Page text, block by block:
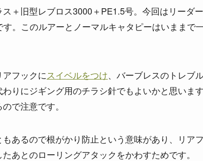
＋旧型レブロス3000＋PE1.5号。今回はリーダー
す。このルアーとノーマルキャタピーはいままで
フックにスイベルをつけ、バーブレスのトレブ
りにジギング用のチラシ針でもよいかと思います
で注意です。
あるので根がかり防止という意味があり、リアフ
あとのローリングアタックをかわすためです。